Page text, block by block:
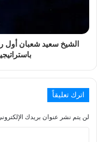
الشيخ سعيد شعبان
اترك تعليقاً
لن يتم نشر عنوان بريدك